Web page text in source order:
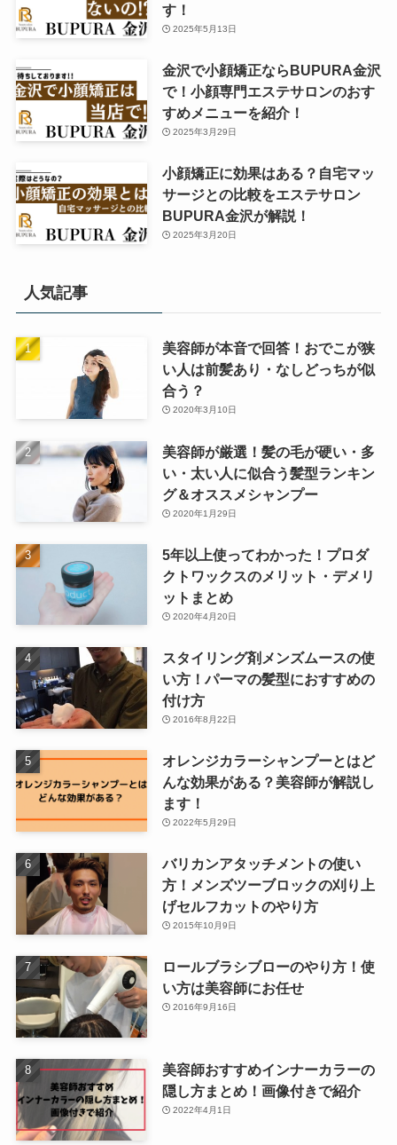
す！
2025年5月13日
金沢で小顔矯正ならBUPURA金沢
で！小顔専門エステサロンのおす
すめメニューを紹介！
2025年3月29日
小顔矯正に効果はある？自宅マッ
サージとの比較をエステサロン
BUPURA金沢が解説！
2025年3月20日
人気記事
美容師が本音で回答！おでこが狭
い人は前髪あり・なしどっちが似
合う？
2020年3月10日
美容師が厳選！髪の毛が硬い・多
い・太い人に似合う髪型ランキン
グ＆オススメシャンプー
2020年1月29日
5年以上使ってわかった！プロダ
クトワックスのメリット・デメリ
ットまとめ
2020年4月20日
スタイリング剤メンズムースの使
い方！パーマの髪型におすすめの
付け方
2016年8月22日
オレンジカラーシャンプーとはど
んな効果がある？美容師が解説し
ます！
2022年5月29日
バリカンアタッチメントの使い
方！メンズツーブロックの刈り上
げセルフカットのやり方
2015年10月9日
ロールブラシブローのやり方！使
い方は美容師にお任せ
2016年9月16日
美容師おすすめインナーカラーの
隠し方まとめ！画像付きで紹介
2022年4月1日